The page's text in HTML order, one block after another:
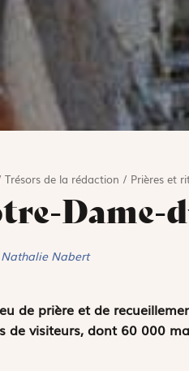
Trésors de la rédaction / Prières et
Dame-
Nabert
de prière et de
de visiteurs, dont 60 000